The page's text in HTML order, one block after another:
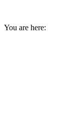
You are here: